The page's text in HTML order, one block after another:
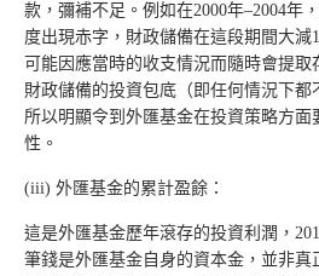
款，彌補不足。例如在2000年–2004年
度出現赤字，財政儲備在這段期間大減
可能因應當時的收支情況而隨時會提
財政儲備的投資包底（即任何情況下都
所以明顯令到外匯基金在投資策略方
性。
(iii) 外匯基金的累計盈餘：
這是外匯基金歷年滾存的投資利潤，
筆錢是外匯基金自身的資本金，並非